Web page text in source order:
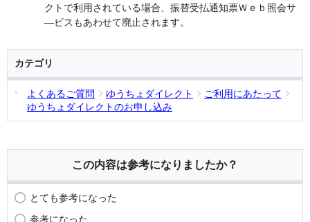
クトで利用されている場合、振替受払通知票Ｗｅｂ照会サ
―ビスもあわせて廃止されます。
カテゴリ
よくあるご質問 ゆうちょダイレクト
ご利用にあたって
ゆうちょダイレクトのお申し込み
この内容は参考になりましたか？
とても参考になった
参考になった